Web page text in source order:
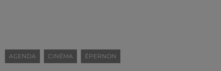
AGENDA CINÉMA ÉPERNON